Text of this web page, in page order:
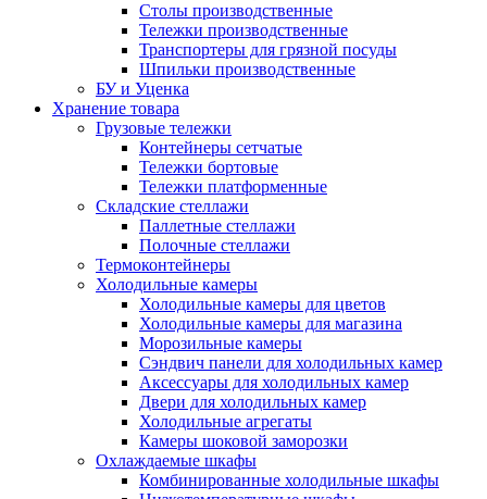
Столы производственные
Тележки производственные
Транспортеры для грязной посуды
Шпильки производственные
БУ и Уценка
Хранение товара
Грузовые тележки
Контейнеры сетчатые
Тележки бортовые
Тележки платформенные
Складские стеллажи
Паллетные стеллажи
Полочные стеллажи
Термоконтейнеры
Холодильные камеры
Холодильные камеры для цветов
Холодильные камеры для магазина
Морозильные камеры
Сэндвич панели для холодильных камер
Аксессуары для холодильных камер
Двери для холодильных камер
Холодильные агрегаты
Камеры шоковой заморозки
Охлаждаемые шкафы
Комбинированные холодильные шкафы